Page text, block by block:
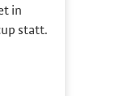
in
statt.